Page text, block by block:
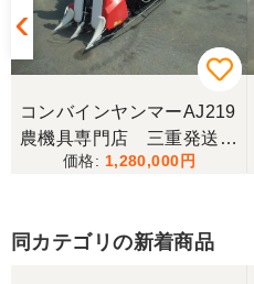
三重県／ユウスケ
購入から引き取りまで
ございました。
三重県／
当方の要望に対して、
コンバインヤンマーAJ219
農機具専門店 三重発送整
備済み
1,280,000
同カテゴリの新着商品